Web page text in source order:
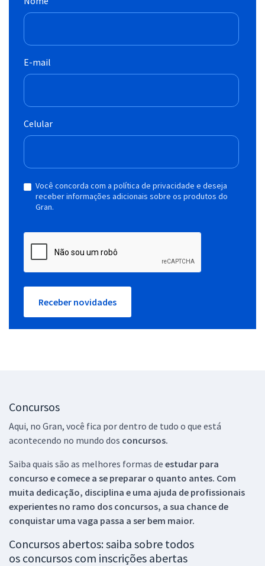
E-mail
Celular
Você concorda com a política de privacidade e deseja
receber informações adicionais sobre os produtos do
Gran.
Receber novidades
Concursos
Aqui, no Gran, você fica por dentro de tudo o que está
acontecendo no mundo dos concursos.
Saiba quais são as melhores formas de estudar para
concurso e comece a se preparar o quanto antes. Com
muita dedicação, disciplina e uma ajuda de profissionais
experientes no ramo dos concursos, a sua chance de
conquistar uma vaga passa a ser bem maior.
Concursos abertos: saiba sobre todos
os concursos com inscrições abertas